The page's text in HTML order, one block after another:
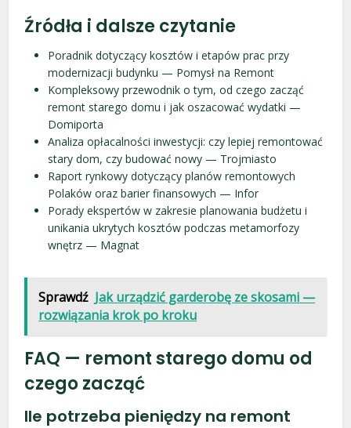
Źródła i dalsze czytanie
Poradnik dotyczący kosztów i etapów prac przy
modernizacji budynku — Pomysł na Remont
Kompleksowy przewodnik o tym, od czego zacząć
remont starego domu i jak oszacować wydatki —
Domiporta
Analiza opłacalności inwestycji: czy lepiej remontować
stary dom, czy budować nowy — Trojmiasto
Raport rynkowy dotyczący planów remontowych
Polaków oraz barier finansowych — Infor
Porady ekspertów w zakresie planowania budżetu i
unikania ukrytych kosztów podczas metamorfozy
wnętrz — Magnat
Sprawdź Jak urządzić garderobę ze skosami —
rozwiązania krok po kroku
FAQ — remont starego domu od
czego zacząć
Ile potrzeba pieniędzy na remont